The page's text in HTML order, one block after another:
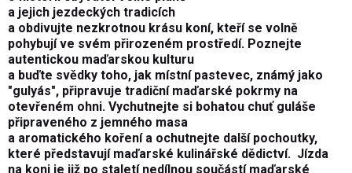
a jejich jezdeckých tradicích
a obdivujte nezkrotnou krásu koní, kteří se volně
pohybují ve svém přirozeném prostředí. Poznejte
autentickou maďarskou kulturu
a buďte svědky toho, jak místní pastevec, známý jako
"gulyás", připravuje tradiční maďarské pokrmy na
otevřeném ohni. Vychutnejte si bohatou chuť guláše
připraveného z jemného masa
a aromatického koření a ochutnejte další pochoutky,
které představují maďarské kulinářské dědictví. Jízda
na koni je již po staletí nedílnou součástí maďarské